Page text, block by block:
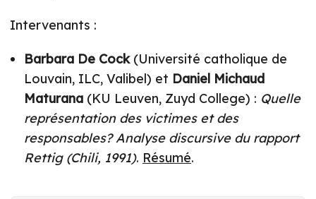
Intervenants :
Barbara De Cock(Université catholique de
Louvain, ILC, Valibel) et Daniel Michaud
Maturana (KU Leuven, Zuyd College) : Quelle
représentation des victimes et des
responsables? Analyse discursive du rapport
Rettig (Chili, 1991). Résumé.